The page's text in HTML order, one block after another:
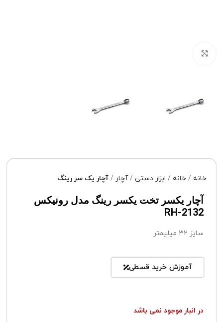
خانه خانه ابزار دستی آچار آچار یک سر رینگ
آچار یکسر تخت یکسر رینگ مدل رونیکس
RH-2132
سایز 32 میلیمتر
آموزش خرید قسطی
در انبار موجود نمی باشد